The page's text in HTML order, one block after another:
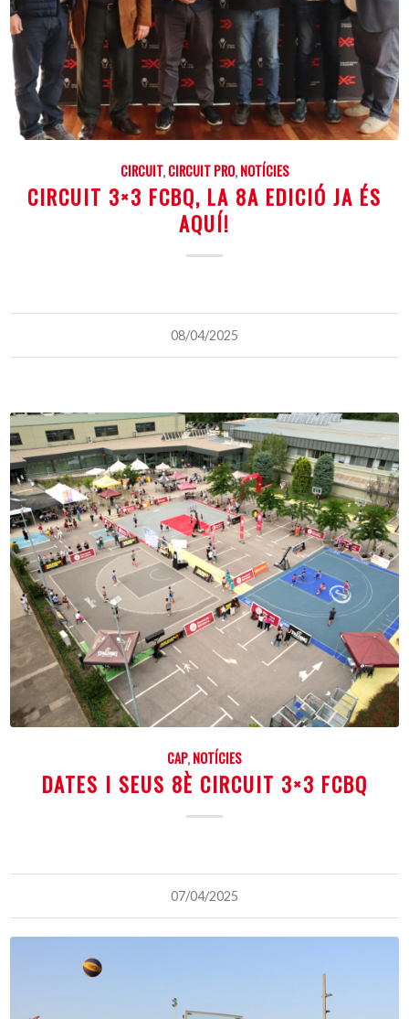
CIRCUIT,CIRCUIT PRO,NOTÍCIES
CIRCUIT 3×3 FCBQ, LA 8A EDICIÓ JA ÉS
AQUÍ!
08/04/2025
CAP,NOTÍCIES
DATES I SEUS 8È CIRCUIT 3×3 FCBQ
07/04/2025